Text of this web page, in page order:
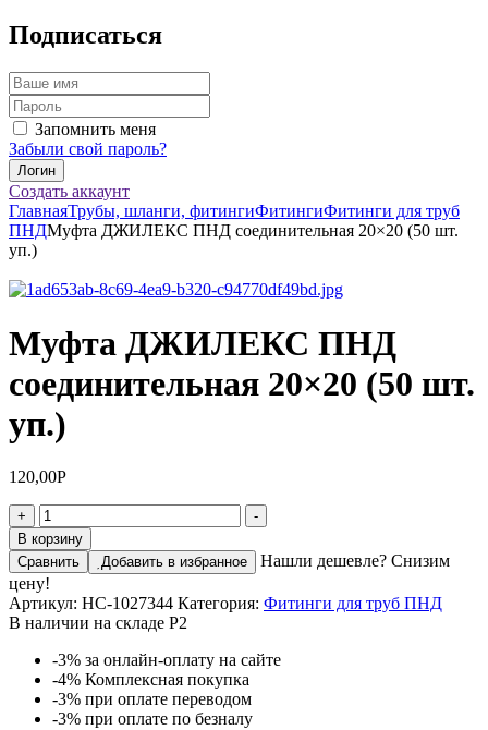
Подписаться
Запомнить меня
Забыли свой пароль?
Создать аккаунт
ГлавнаяТрубы, шланги, фитингиФитингиФитинги для труб
ПНДМуфта ДЖИЛЕКС ПНД соединительная 20×20 (50 шт.
уп.)
Муфта ДЖИЛЕКС ПНД
соединительная 20×20 (50 шт.
уп.)
120,00Р
+
Количество
товара
Муфта
ДЖИЛЕКС
ПНД
соединительная
20x20
(50
шт.
уп.)
-
В корзину
Сравнить
Добавить в избранное
Нашли дешевле? Снизим
цену!
Артикул: НС-1027344 Категория: Фитинги для труб ПНД
В наличии на складе Р2
-3% за онлайн-оплату на сайте
-4% Комплексная покупка
-3% при оплате переводом
-3% при оплате по безналу